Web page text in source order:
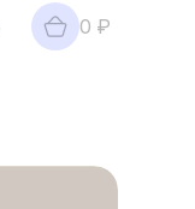
0 ₽